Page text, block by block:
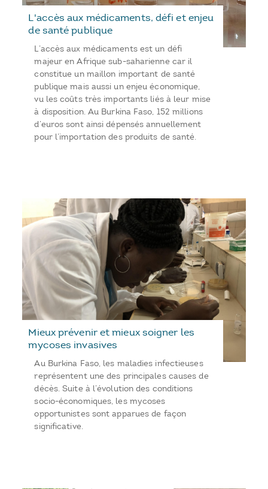
L'accès aux médicaments, défi et enjeu
de santé publique
L’accès aux médicaments est un défi
majeur en Afrique sub-saharienne car il
constitue un maillon important de santé
publique mais aussi un enjeu économique,
vu les coûts très importants liés à leur mise
à disposition. Au Burkina Faso, 152 millions
d’euros sont ainsi dépensés annuellement
pour l’importation des produits de santé.
Mieux prévenir et mieux soigner les
mycoses invasives
Au Burkina Faso, les maladies infectieuses
représentent une des principales causes de
décès. Suite à l’évolution des conditions
socio-économiques, les mycoses
opportunistes sont apparues de façon
significative.